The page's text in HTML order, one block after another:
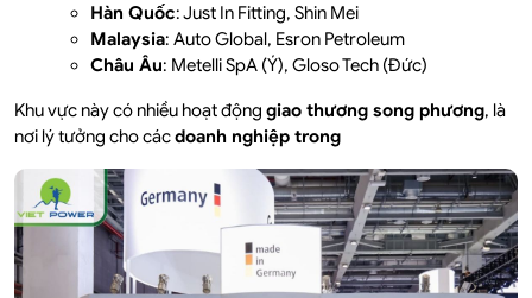
Hàn Quốc: Just In Fitting, Shin Mei
Malaysia: Auto Global, Esron Petroleum
Châu Âu: Metelli SpA (Ý), Gloso Tech (Đức)
Khu vực này có nhiều hoạt động giao thương song phương, là
nơi lý tưởng cho cácdoanh nghiệp trong